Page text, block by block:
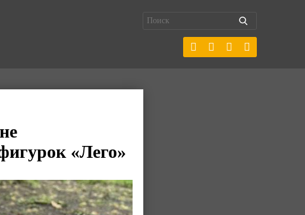
«Лего»